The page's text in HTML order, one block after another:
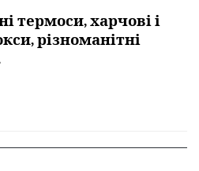
термоси, харчові і
різноманітні